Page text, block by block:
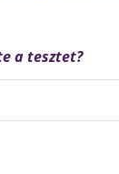
a tesztet?